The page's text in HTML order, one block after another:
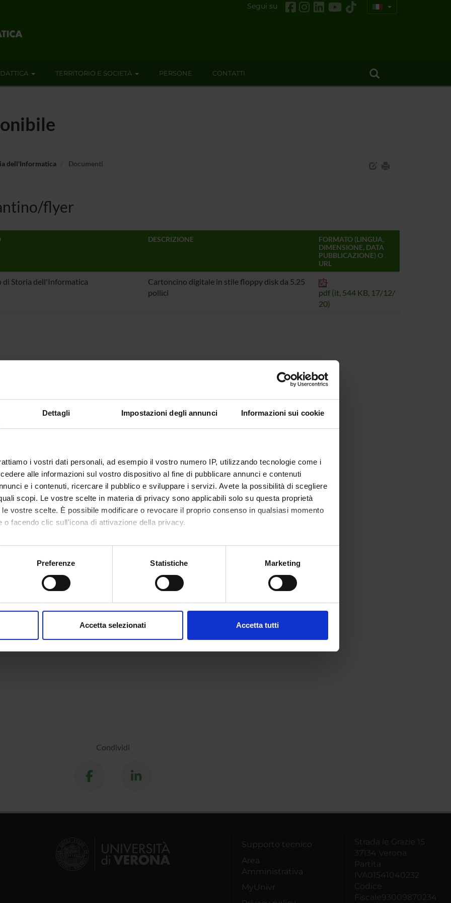
Dettagli Impostazioni degli annunci Informazioni sui cookie
i vostri dati personali, ad esempio il vostro numero IP, utilizzando tecnologie come i
alle informazioni sul vostro dispositivo al fine di pubblicare annunci e contenuti
e i contenuti, ricercare il pubblico e sviluppare i servizi. Avete la possibilità di scegliere
scopi. Le vostre scelte in materia di privacy sono applicabili solo su questa proprietà
vostre scelte. È possibile modificare o revocare il proprio consenso in qualsiasi momento
o facendo clic sull'icona di attivazione della privacy.
anche:
sulla tua posizione geografica, con un'approssimazione di qualche metro,
in qualsiasi momento dalla Dichiarazione sui cookie.
Preferenze Statistiche Marketing
Accetta selezionati Accetta tutti
Segui su
TERRITORIO E SOCIETÀ PERSONE CONTATTI
dell'Informatica Documenti
flyer
DESCRIZIONE
FORMATO (LINGUA,
DIMENSIONE, DATA
PUBBLICAZIONE) O
URL
di Storia dell'Informatica
Cartoncino digitale in stile floppy disk da 5.25
pollici
pdf (it, 544 KB, 17/12/
20)
Condividi
Supporto tecnico
Area
Amministrativa
MyUnivr
Strada le Grazie 15
37134 Verona
Partita
IVA01541040232
Codice
Fiscale93009870234